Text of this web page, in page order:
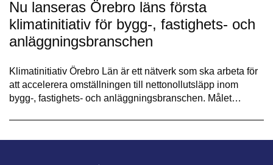
Nu lanseras Örebro läns första
klimatinitiativ för bygg-, fastighets- och
anläggningsbranschen
Klimatinitiativ Örebro Län är ett nätverk som ska arbeta för
att accelerera omställningen till nettonollutsläpp inom
bygg-, fastighets- och anläggningsbranschen. Målet…